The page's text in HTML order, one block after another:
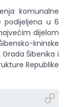
komunalne
podijeljena u 6
dijelom
kninske
Šibenika i
Republike